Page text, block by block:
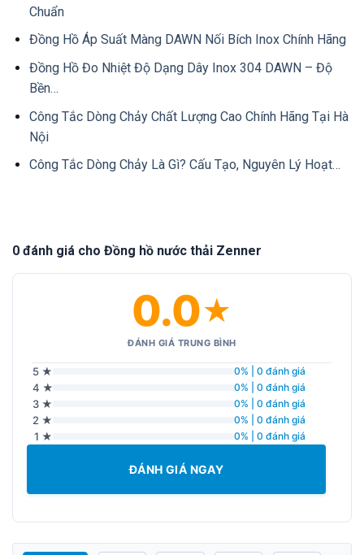
Chuẩn
Đồng Hồ Áp Suất Màng DAWN Nối Bích Inox Chính Hãng
Đồng Hồ Đo Nhiệt Độ Dạng Dây Inox 304 DAWN – Độ
Bền…
Công Tắc Dòng Chảy Chất Lượng Cao Chính Hãng Tại Hà
Nội
Công Tắc Dòng Chảy Là Gì? Cấu Tạo, Nguyên Lý Hoạt…
0 đánh giá cho Đồng hồ nước thải Zenner
0.0★
ĐÁNH GIÁ TRUNG BÌNH
5 ★ 0% | 0 đánh giá
4 ★ 0% | 0 đánh giá
3 ★ 0% | 0 đánh giá
2 ★ 0% | 0 đánh giá
1 ★ 0% | 0 đánh giá
ĐÁNH GIÁ NGAY